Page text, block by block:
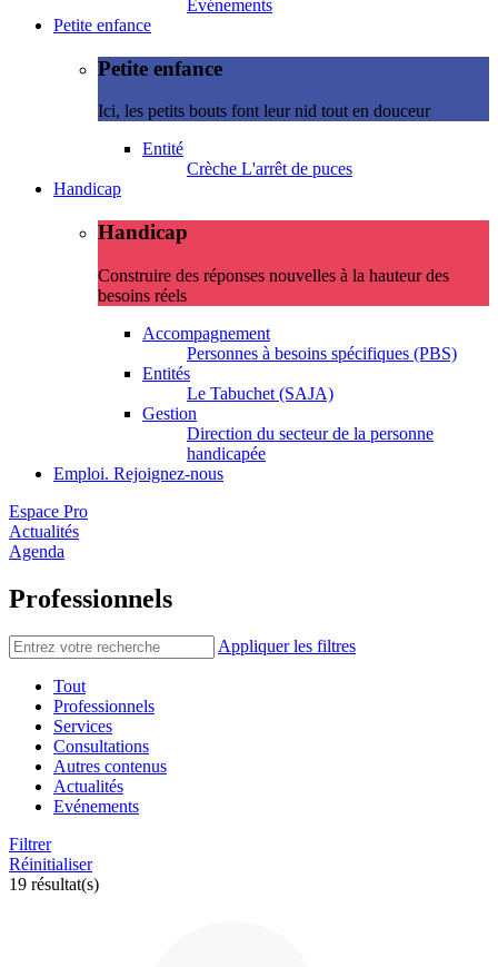
Evénements
Petite enfance
Petite enfance
Ici, les petits bouts font leur nid tout en douceur
Entité
Crèche L'arrêt de puces
Handicap
Handicap
Construire des réponses nouvelles à la hauteur des
besoins réels
Accompagnement
Personnes à besoins spécifiques (PBS)
Entités
Le Tabuchet (SAJA)
Gestion
Direction du secteur de la personne
handicapée
Emploi. Rejoignez-nous
Espace Pro
Actualités
Agenda
Professionnels
Appliquer les filtres
Tout
Professionnels
Services
Consultations
Autres contenus
Actualités
Evénements
Filtrer
Réinitialiser
19 résultat(s)